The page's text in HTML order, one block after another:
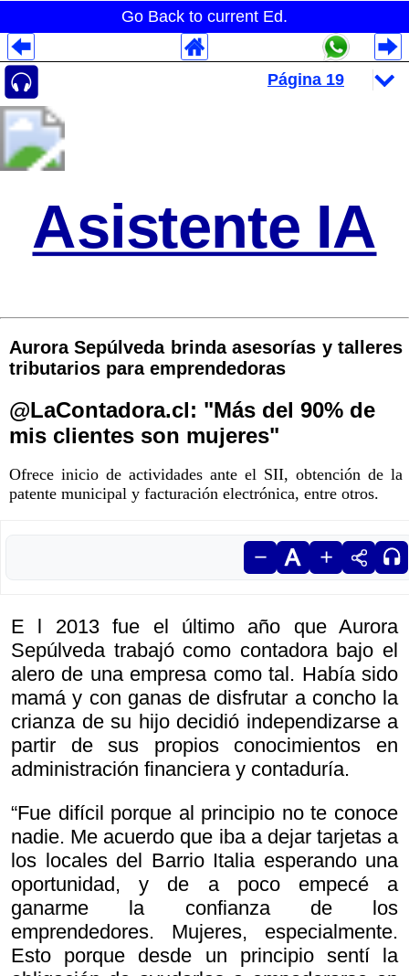
Go Back to current Ed.
Asistente IA
Aurora Sepúlveda brinda asesorías y talleres
tributarios para emprendedoras
@LaContadora.cl: "Más del 90% de
mis clientes son mujeres"
Ofrece inicio de actividades ante el SII, obtención de la
patente municipal y facturación electrónica, entre otros.
E l 2013 fue el último año que Aurora
Sepúlveda trabajó como contadora bajo el
alero de una empresa como tal. Había sido
mamá y con ganas de disfrutar a concho la
crianza de su hijo decidió independizarse a
partir de sus propios conocimientos en
administración financiera y contaduría.
“Fue difícil porque al principio no te conoce
nadie. Me acuerdo que iba a dejar tarjetas a
los locales del Barrio Italia esperando una
oportunidad, y de a poco empecé a
ganarme la confianza de los
emprendedores. Mujeres, especialmente.
Esto porque desde un principio sentí la
Despliegues Analytics
Despliegues Totales
Despliegues por Rubros